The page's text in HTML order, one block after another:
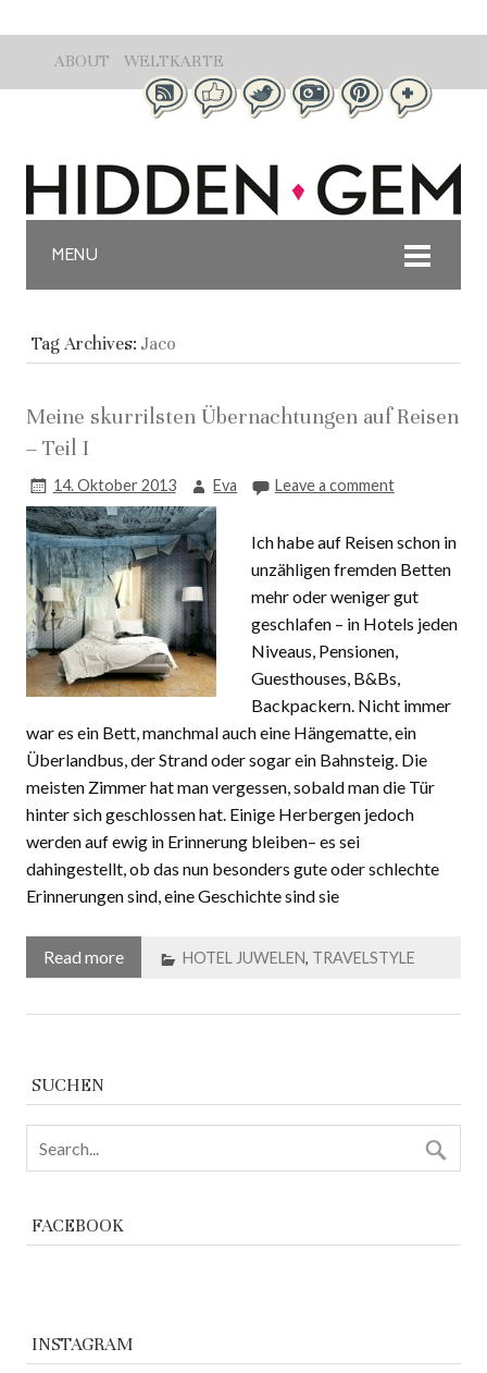
ABOUT WELTKARTE
MENU
Tag Archives:Jaco
Meine skurrilsten Übernachtungen auf Reisen
– Teil I
14. Oktober 2013 Eva Leave a comment
Ich habe auf Reisen schon in
unzähligen fremden Betten
mehr oder weniger gut
geschlafen – in Hotels jeden
Niveaus, Pensionen,
Guesthouses, B&Bs,
Backpackern. Nicht immer
war es ein Bett, manchmal auch eine Hängematte, ein
Überlandbus, der Strand oder sogar ein Bahnsteig. Die
meisten Zimmer hat man vergessen, sobald man die Tür
hinter sich geschlossen hat. Einige Herbergen jedoch
werden auf ewig in Erinnerung bleiben– es sei
dahingestellt, ob das nun besonders gute oder schlechte
Erinnerungen sind, eine Geschichte sind sie
Read more HOTEL JUWELEN, TRAVELSTYLE
SUCHEN
FACEBOOK
INSTAGRAM